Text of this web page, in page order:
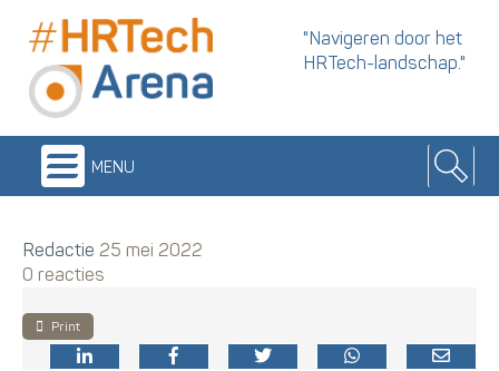
"Navigeren door het
HRTech-landschap."
menu
Redactie 25 mei 2022
0 reacties
Print